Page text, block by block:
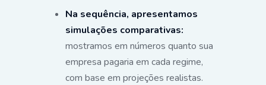
Na sequência, apresentamos
simulações comparativas:
mostramos em números quanto sua
empresa pagaria em cada regime,
com base em projeções realistas.